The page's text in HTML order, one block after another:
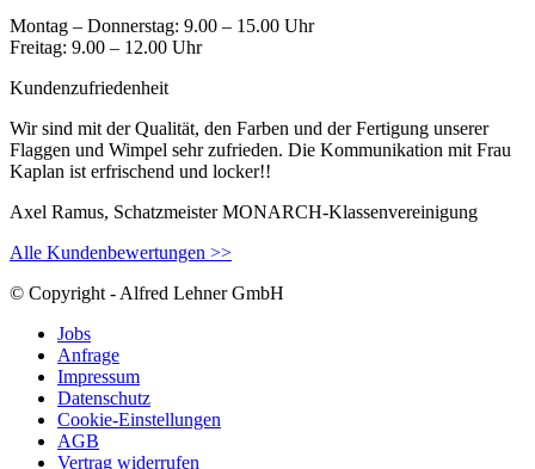
Montag – Donnerstag: 9.00 – 15.00 Uhr
Freitag: 9.00 – 12.00 Uhr
Kundenzufriedenheit
Wir sind mit der Qualität, den Farben und der Fertigung unserer
Flaggen und Wimpel sehr zufrieden. Die Kommunikation mit Frau
Kaplan ist erfrischend und locker!!
Axel Ramus, Schatzmeister MONARCH-Klassenvereinigung
Alle Kundenbewertungen >>
© Copyright - Alfred Lehner GmbH
Jobs
Anfrage
Impressum
Datenschutz
Cookie-Einstellungen
AGB
Vertrag widerrufen